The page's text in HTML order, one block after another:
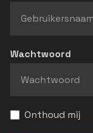
Wachtwoord
Onthoud mij